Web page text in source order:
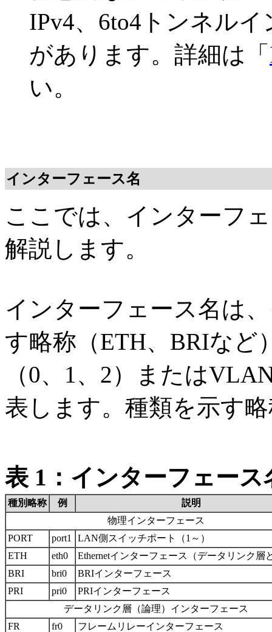
IPv4、6to4トンネル
があります。詳細は「
い。
インターフェース名
ここでは、インターフ
解説します。
インターフェース名は
す略称（ETH、BRIなど
（0、1、2）または
表します。種類を示す
表 1：インターフェース
種別略称 例
説明
物理インターフェース
PORT
port1
LAN側スイッチポート（1～）
ETH
eth0
Ethernetインターフェース（データリンク層
BRI
bri0
BRIインターフェース
PRI
pri0
PRIインターフェース
データリンク層（論理）インターフェース
FR
fr0
フレームリレーインターフェース